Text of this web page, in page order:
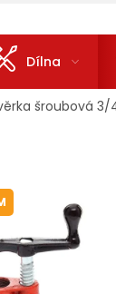
Dílna
šroubová 3/